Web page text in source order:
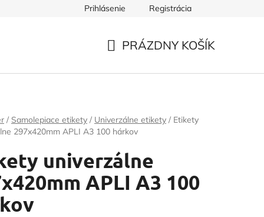
Prihlásenie Registrácia
PRÁZDNY KOŠÍK
/ Samolepiace etikety / Univerzálne etikety / Etikety
297x420mm APLI A3 100 hárkov
univerzálne
APLI A3 100